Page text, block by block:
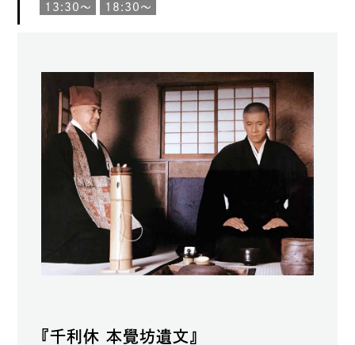
13:30〜 18:30〜
『千利休 本覺坊遺文』